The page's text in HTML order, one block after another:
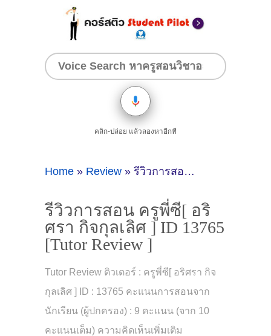
คลิก-ปล่อย แล้วลองหาอีกที
Home » Review » รีวิวการสอน ครูพี่ซี[ อริศรา กิจกุลเลิศ ] ID 13765 [Tutor Review ]
รีวิวการสอน ครูพี่ซี[ อริ
ศรา กิจกุลเลิศ ] ID 13765
[Tutor Review ]
Tutor Review ติวเตอร์ : ครูพี่ซี[ อริศรา กิจ
กุลเลิศ ] ID : 13765 คะแนนการสอนจาก
นักเรียน (ผู้ปกครอง) : 9 คะแนน (จาก 10
คะแนนเต็ม) ความคิดเห็นเพิ่มเติม